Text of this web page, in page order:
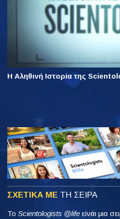
Η Αληθινή Ιστορία της
ΣΧΕΤΙΚΑ ΜΕ ΤΗ ΣΕΙΡΑ
Το Scientologists @life είναι μια